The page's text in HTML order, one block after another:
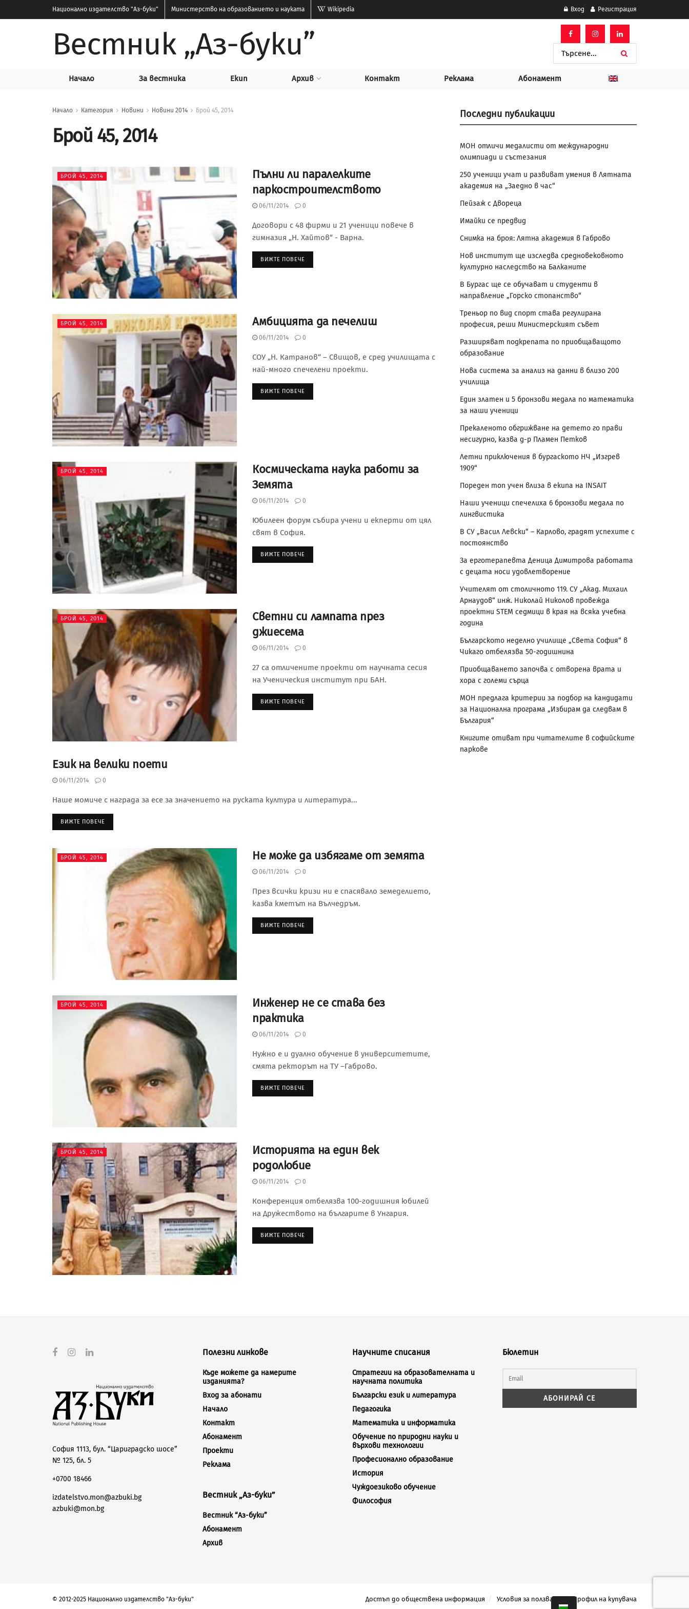
Национално издателство "Аз-буки" Министерство на образованието и науката Wikipedia Вход Регистрация
Вестник „Аз-буки”
Начало За вестника Екип Архив Контакт Реклама Абонамент
Начало Категория Новини Новини 2014 Брой 45, 2014
Брой 45, 2014
БРОЙ 45, 2014
Пълни ли паралелките
паркостроителството
06/11/2014 0
Договори с 48 фирми и 21 ученици повече в
гимназия „Н. Хайтов“ - Варна.
ВИЖТЕ ПОВЕЧЕ
БРОЙ 45, 2014 Амбицията да печелиш
06/11/2014 0
СОУ „Н. Катранов“ – Свищов, е сред училищата с
най-много спечелени проекти.
ВИЖТЕ ПОВЕЧЕ
БРОЙ 45, 2014
Космическата наука работи за
Земята
06/11/2014 0
Юбилеен форум събира учени и екперти от цял
свят в София.
ВИЖТЕ ПОВЕЧЕ
БРОЙ 45, 2014
Светни си лампата през
джиесема
06/11/2014 0
27 са отличените проекти от научната сесия
на Ученическия институт при БАН.
ВИЖТЕ ПОВЕЧЕ
БРОЙ 45, 2014
Език на велики поети
06/11/2014 0
Наше момиче с награда за есе за значението на руската култура и литература...
ВИЖТЕ ПОВЕЧЕ
БРОЙ 45, 2014 Не може да избягаме от земята
06/11/2014 0
През всички кризи ни е спасявало земеделието,
казва кметът на Вълчедръм.
ВИЖТЕ ПОВЕЧЕ
БРОЙ 45, 2014
Инженер не се става без
практика
06/11/2014 0
Нужно е и дуално обучение в университетите,
смята ректорът на ТУ –Габрово.
ВИЖТЕ ПОВЕЧЕ
БРОЙ 45, 2014
Историята на един век
родолюбие
06/11/2014 0
Конференция отбелязва 100-годишния юбилей
на Дружеството на българите в Унгария.
ВИЖТЕ ПОВЕЧЕ
Последни публикации
МОН отличи медалисти от международни
олимпиади и състезания
250 ученици учат и развиват умения в Лятната
академия на „Заедно в час“
Пейзаж с Двореца
Имайки се предвид
Снимка на броя: Лятна академия в Габрово
Нов институт ще изследва средновековното
културно наследство на Балканите
В Бургас ще се обучават и студенти в
направление „Горско стопанство“
Треньор по вид спорт става регулирана
професия, реши Министерският съвет
Разширяват подкрепата по приобщаващото
образование
Нова система за анализ на данни в близо 200
училища
Един златен и 5 бронзови медала по математика
за наши ученици
Прекаленото обгрижване на детето го прави
несигурно, казва д-р Пламен Петков
Летни приключения в бургаското НЧ „Изгрев
1909“
Пореден топ учен влиза в екипа на INSAIT
Наши ученици спечелиха 6 бронзови медала по
лингвистика
В СУ „Васил Левски“ – Карлово, градят успехите с
постоянство
За ерготерапевта Деница Димитрова работата
с децата носи удовлетворение
Учителят от столичното 119. СУ „Акад. Михаил
Арнаудов“ инж. Николай Николов провежда
проектни STEM седмици в края на всяка учебна
година
Българското неделно училище „Света София“ в
Чикаго отбелязва 50-годишнина
Приобщаването започва с отворена врата и
хора с големи сърца
МОН предлага критерии за подбор на кандидати
за Национална програма „Избирам да следвам в
България“
Книгите отиват при читателите в софийските
паркове
София 1113, бул. “Цариградско шосе”
№ 125, бл. 5
+0700 18466
izdatelstvo.mon@azbuki.bg
azbuki@mon.bg
Полезни линкове
Къде можете да намерите
изданията?
Вход за абонати
Начало
Контакт
Абонамент
Проекти
Реклама
Вестник „Аз-буки”
Вестник “Аз-буки”
Абонамент
Архив
Научните списания
Стратегии на образователната и
научната политика
Български език и литература
Педагогика
Математика и информатика
Обучение по природни науки и
върхови технологии
Професионално образование
История
Чуждоезиково обучение
Философия
Бюлетин
Достъп до обществена информация Условия за ползване Профил на купувача
© 2012-2025 Национално издателство "Аз-буки"